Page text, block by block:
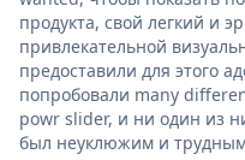
продукта, свой легкий и
привлекательной
предоставили для этого
попробовали many
powr slider, и ни один из
был неуклюжим и